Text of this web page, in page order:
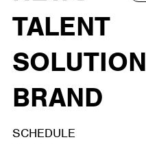
TALENT
SOLUTION
BRAND
SCHEDULE